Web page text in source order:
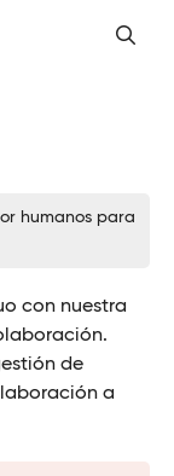
humanos para
con nuestra
de
a